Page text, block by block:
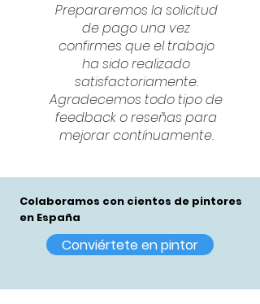
Prepararemos la solicitud
de pago una vez
confirmes que el trabajo
ha sido realizado
satisfactoriamente.
Agradecemos todo tipo de
feedback o reseñas para
mejorar contínuamente.
Colaboramos con cientos de pintores
en España
Conviértete en pintor